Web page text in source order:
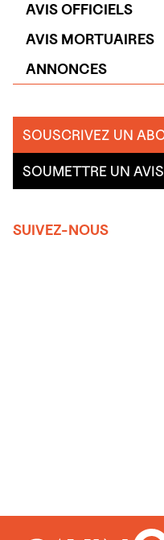
AVIS OFFICIELS
AVIS MORTUAIRES
ANNONCES
SOUSCRIVEZ UN
SOUMETTRE UN
SUIVEZ-NOUS